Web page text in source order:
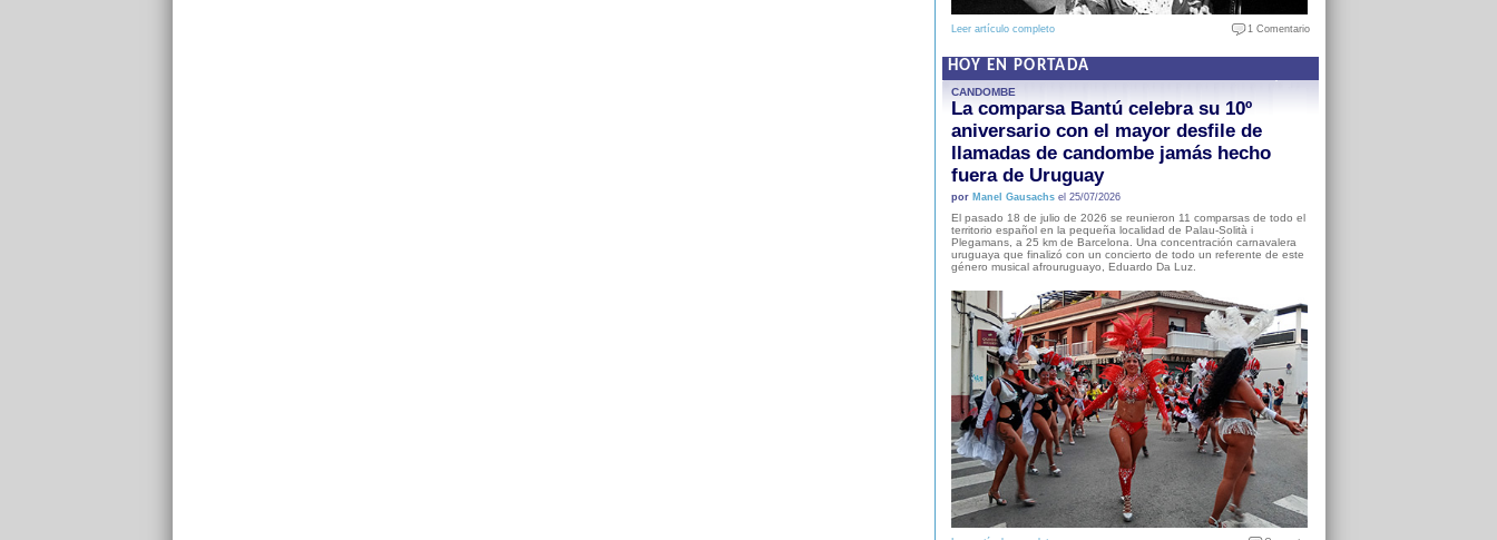
Leer artículo completo 1 Comentario
HOY EN PORTADA
CANDOMBE
La comparsa Bantú celebra su 10º
aniversario con el mayor desfile de
llamadas de candombe jamás hecho
fuera de Uruguay
por Manel Gausachsel 25/07/2026
El pasado 18 de julio de 2026 se reunieron 11 comparsas de todo el
territorio español en la pequeña localidad de Palau-Solità i
Plegamans, a 25 km de Barcelona. Una concentración carnavalera
uruguaya que finalizó con un concierto de todo un referente de este
género musical afrouruguayo, Eduardo Da Luz.